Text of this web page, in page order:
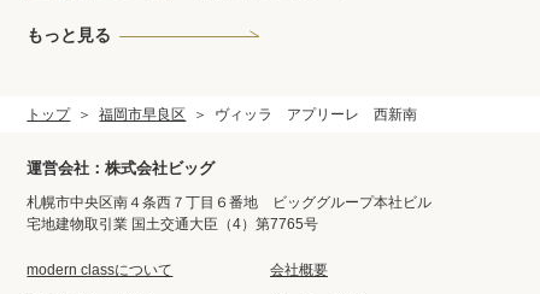
もっと見る
トップ 福岡市早良区 ヴィッラ アプリーレ 西新南
運営会社：株式会社ビッグ
札幌市中央区南４条西７丁目６番地 ビッググループ本社ビル
宅地建物取引業 国土交通大臣（4）第7765号
modern classについて
会社概要